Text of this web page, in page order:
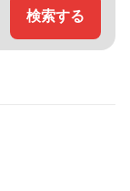
検索する